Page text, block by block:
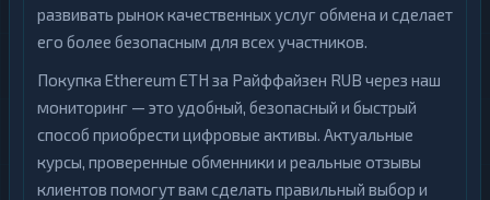
развивать рынок качественных услуг обмена и сделает
его более безопасным для всех участников.
Покупка Ethereum ETH за Райффайзен RUB через наш
мониторинг — это удобный, безопасный и быстрый
способ приобрести цифровые активы. Актуальные
курсы, проверенные обменники и реальные отзывы
клиентов помогут вам сделать правильный выбор и